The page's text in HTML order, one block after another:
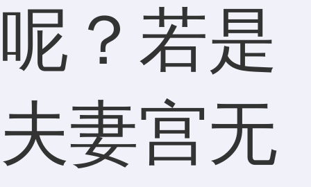
呢？若是
夫妻宫无